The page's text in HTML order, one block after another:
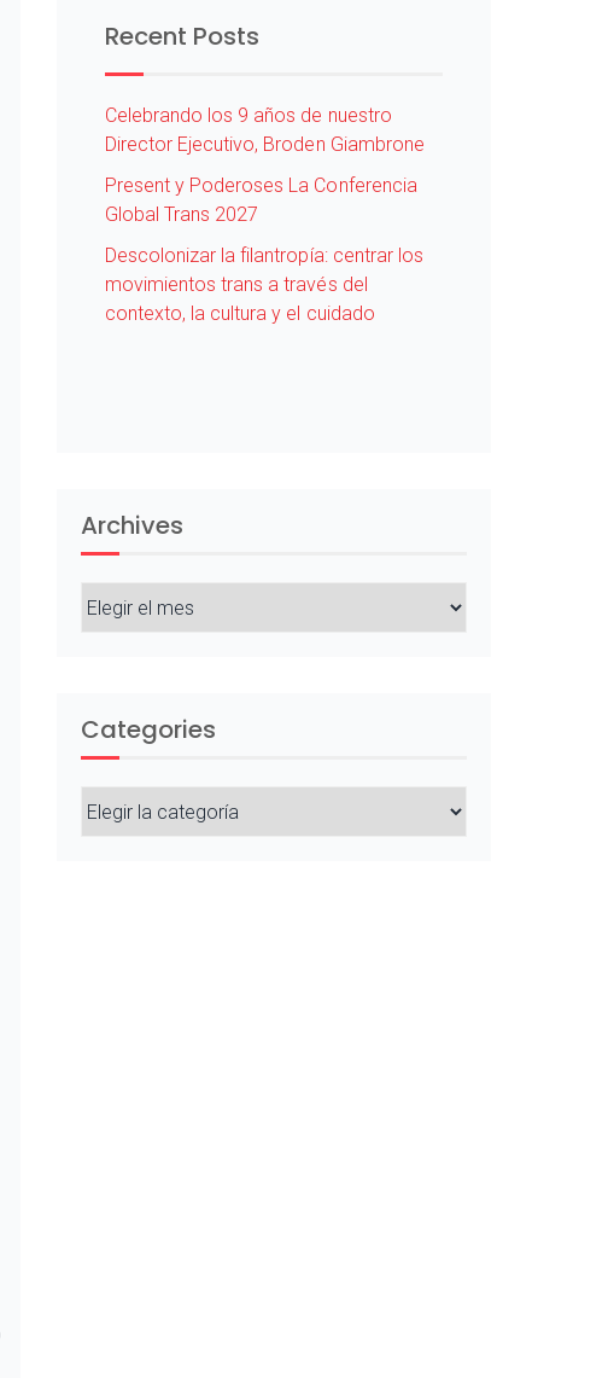
Recent Posts
Celebrando los 9 años de nuestro
Director Ejecutivo, Broden Giambrone
Present y Poderoses La Conferencia
Global Trans 2027
Descolonizar la filantropía: centrar los
movimientos trans a través del
contexto, la cultura y el cuidado
Archives
Archives
Categories
Categories